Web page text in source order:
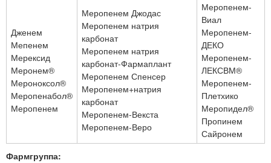
Дженем
Мепенем
Мерексид
Меронем®
Мероноксол®
Меропенабол®
Меропенем
Меропенем Джодас
Меропенем натрия
карбонат
Меропенем натрия
карбонат-Фармаплант
Меропенем Спенсер
Меропенем+натрия
карбонат
Меропенем-Векста
Меропенем-Веро
Меропенем-
Виал
Меропенем-
ДЕКО
Меропенем-
ЛЕКСВМ®
Меропенем-
Плетхико
Меропидел®
Пропинем
Сайронем
Фармгруппа: